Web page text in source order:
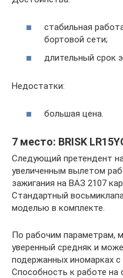
стабильная
бортовой сети;
длительный срок
Недостатки:
большая цена.
7 место: BRISK
Следующий претендент
увеличенным вылетом
зажигания на ВАЗ 2107
Стандартный
моделью в комплекте.
По рабочим параметрам,
уверенный средняк и
подержанных иномарках с
Способность к работе на